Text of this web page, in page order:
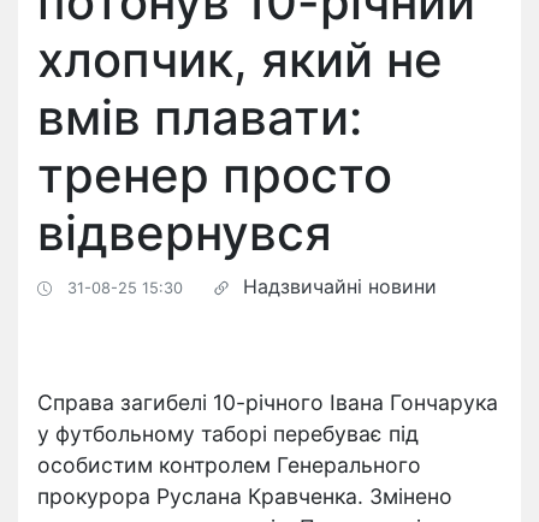
хлопчик, який не
вмів плавати:
тренер просто
відвернувся
31-08-25 15:30 Надзвичайні новини
Справа загибелі 10-річного Івана Гончарука
у футбольному таборі перебуває під
особистим контролем Генерального
прокурора Руслана Кравченка. Змінено